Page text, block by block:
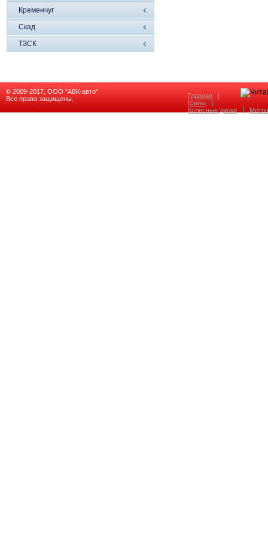
Кременчуг
Скад
ТЗСК
© 2009-2017, ООО "АВК-авто".
Все права защищены.
Главная
Шины
Колёсные диски